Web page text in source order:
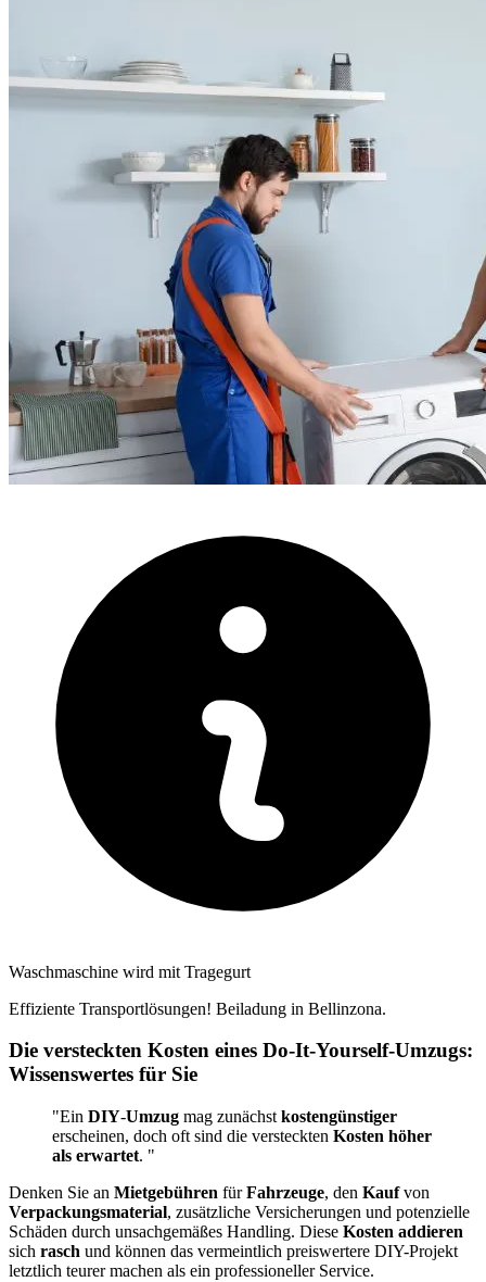
Waschmaschine wird mit Tragegurt
Effiziente Transportlösungen! Beiladung in Bellinzona.
Die versteckten Kosten eines Do-It-Yourself-Umzugs:
Wissenswertes für Sie
"Ein DIY-Umzug mag zunächst kostengünstiger
erscheinen, doch oft sind die versteckten Kosten höher
als erwartet. "
Denken Sie an Mietgebühren fürFahrzeuge, den Kaufvon
Verpackungsmaterial, zusätzliche Versicherungen und potenzielle
Schäden durch unsachgemäßes Handling. Diese Kosten addieren
sich rasch und können das vermeintlich preiswertere DIY-Projekt
letztlich teurer machen als ein professioneller Service.